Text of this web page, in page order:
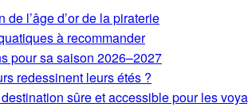
l’âge d’or de la piraterie
à recommander
pour sa saison 2026–2027
redessinent leurs étés ?
sûre et accessible pour les